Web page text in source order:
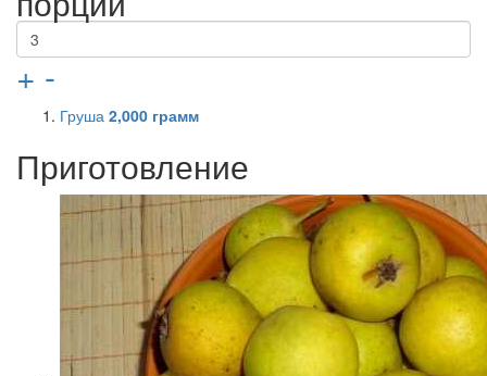
+ -
Груша 2,000 грамм
Приготовление